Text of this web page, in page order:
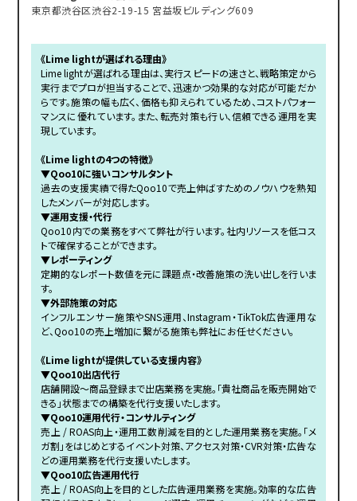
東京都渋谷区渋谷2-19-15 宮益坂ビルディング609
《Lime lightが選ばれる理由》
Lime lightが選ばれる理由は、実行スピードの速さと、戦略策定から
実行までプロが担当することで、迅速かつ効果的な対応が可能だか
らです。施策の幅も広く、価格も抑えられているため、コストパフォー
マンスに優れています。また、転売対策も行い、信頼できる運用を実
現しています。
《Lime lightの4つの特徴》
▼Qoo10に強いコンサルタント
過去の支援実績で得たQoo10で売上伸ばすためのノウハウを熟知
したメンバーが対応します。
▼運用支援・代行
Qoo10内での業務をすべて弊社が行います。社内リソースを低コス
トで確保することができます。
▼レポーティング
定期的なレポート数値を元に課題点・改善施策の洗い出しを行いま
す。
▼外部施策の対応
インフルエンサー施策やSNS運用、Instagram・TikTok広告運用な
ど、Qoo10の売上増加に繋がる施策も弊社にお任せください。
《Lime lightが提供している支援内容》
▼Qoo10出店代行
店舗開設〜商品登録まで出店業務を実施。「貴社商品を販売開始で
きる」状態までの構築を代行支援いたします。
▼Qoo10運用代行・コンサルティング
売上 / ROAS向上・運用工数削減を目的とした運用業務を実施。「メ
ガ割」をはじめとするイベント対策、アクセス対策・CVR対策・広告な
どの運用業務を代行支援いたします。
▼Qoo10広告運用代行
売上 / ROAS向上を目的とした広告運用業務を実施。効率的な広告